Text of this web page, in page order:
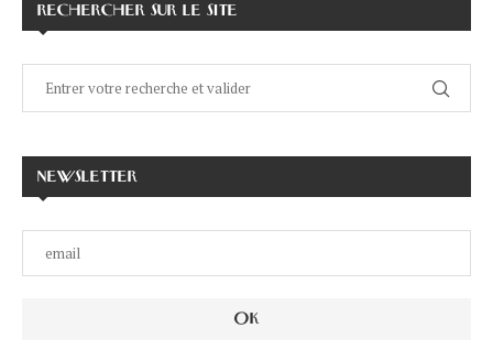
RECHERCHER SUR LE SITE
NEWSLETTER